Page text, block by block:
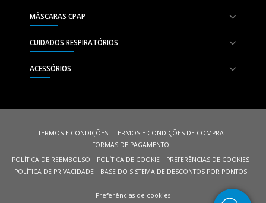
MÁSCARAS CPAP
CUIDADOS RESPIRATÓRIOS
ACESSÓRIOS
TERMOS E CONDIÇÕES
TERMOS E CONDIÇÕES DE COMPRA
FORMAS DE PAGAMENTO
POLÍTICA DE REEMBOLSO
POLÍTICA DE COOKIE
PREFERÊNCIAS DE COOKIES
POLÍTICA DE PRIVACIDADE
BASE DO SISTEMA DE DESCONTOS POR PONTOS
Preferências de cookies